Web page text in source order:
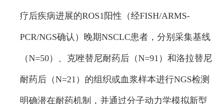
疗后疾病进展的ROS1阳性（经FISH/ARMS-
PCR/NGS确认）晚期NSCLC患者，分别采集基线
（N=50）、克唑替尼耐药后（N=91）和洛拉替尼
耐药后（N=21）的组织或血浆样本进行NGS检测
明确潜在耐药机制，并通过分子动力学模拟新型